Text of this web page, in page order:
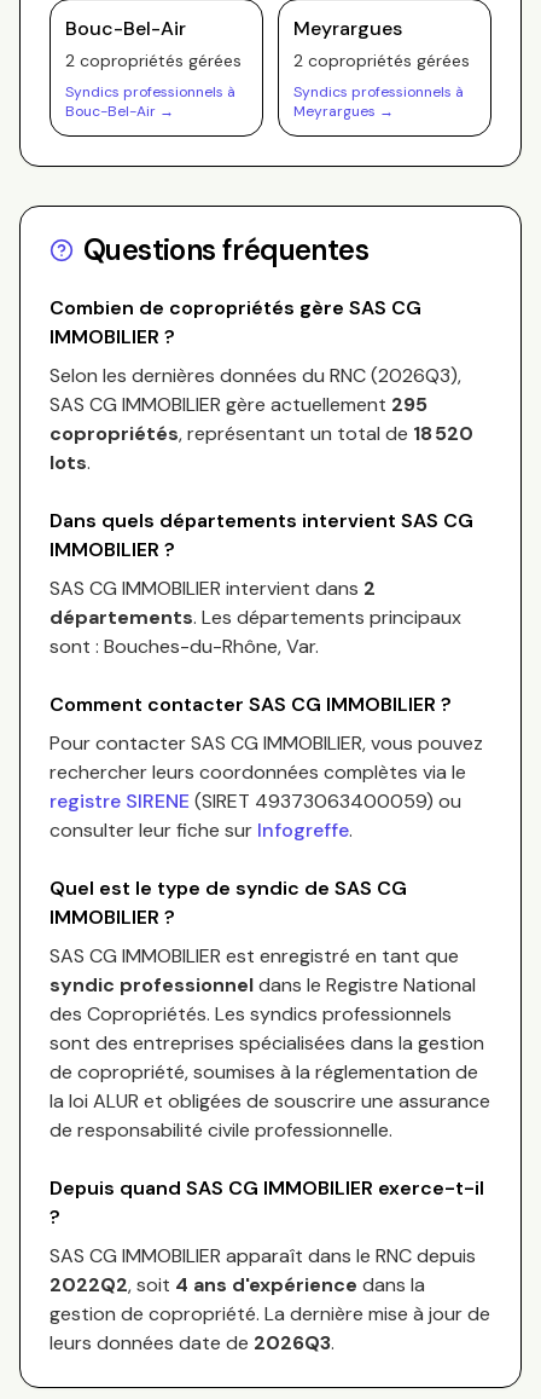
Bouc-Bel-Air
2 copropriétés gérées
Syndics professionnels à
Bouc-Bel-Air →
Meyrargues
2 copropriétés gérées
Syndics professionnels à
Meyrargues →
Questions fréquentes
Combien de copropriétés gère SAS CG
IMMOBILIER ?
Selon les dernières données du RNC (2026Q3),
SAS CG IMMOBILIER gère actuellement 295
copropriétés, représentant un total de 18 520
lots.
Dans quels départements intervient SAS CG
IMMOBILIER ?
SAS CG IMMOBILIER intervient dans 2
départements. Les départements principaux
sont : Bouches-du-Rhône, Var.
Comment contacter SAS CG IMMOBILIER ?
Pour contacterSAS CG IMMOBILIER, vous pouvez
rechercher leurs coordonnées complètes via le
registre SIRENE (SIRET 49373063400059) ou
consulter leur fiche sur Infogreffe.
Quel est le type de syndic de SAS CG
IMMOBILIER ?
SAS CG IMMOBILIER est enregistré en tant que
syndic professionneldans le Registre National
des Copropriétés. Les syndics professionnels
sont des entreprises spécialisées dans la gestion
de copropriété, soumises à la réglementation de
la loi ALUR et obligées de souscrire une assurance
de responsabilité civile professionnelle.
Depuis quand SAS CG IMMOBILIER exerce-t-il
?
SAS CG IMMOBILIER apparaît dans le RNC depuis
2022Q2, soit 4 ans d'expérience dans la
gestion de copropriété. La dernière mise à jour de
leurs données date de 2026Q3.